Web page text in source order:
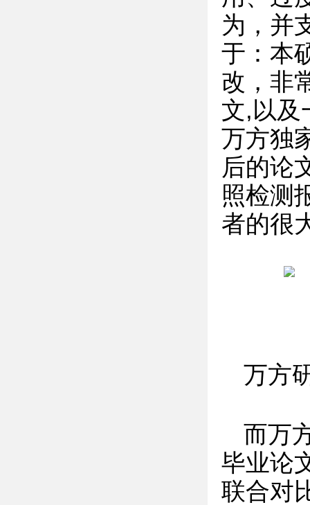
为，并
于：本
改，非
文,以及
万方独
后的论
照检测
者的很
万方
而万
毕业论
联合对